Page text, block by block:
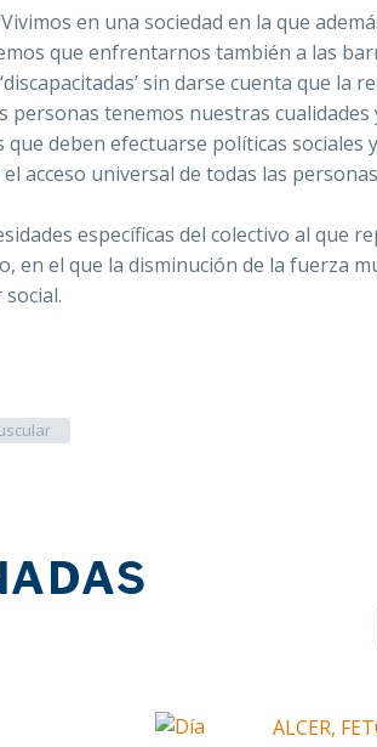
en una sociedad en la que
que enfrentarnos también a las
sin darse cuenta que la
personas tenemos nuestras cualidades
que deben efectuarse políticas sociales y
acceso universal de todas las
específicas del colectivo al que
en el que la disminución de la fuerza
ALCER,